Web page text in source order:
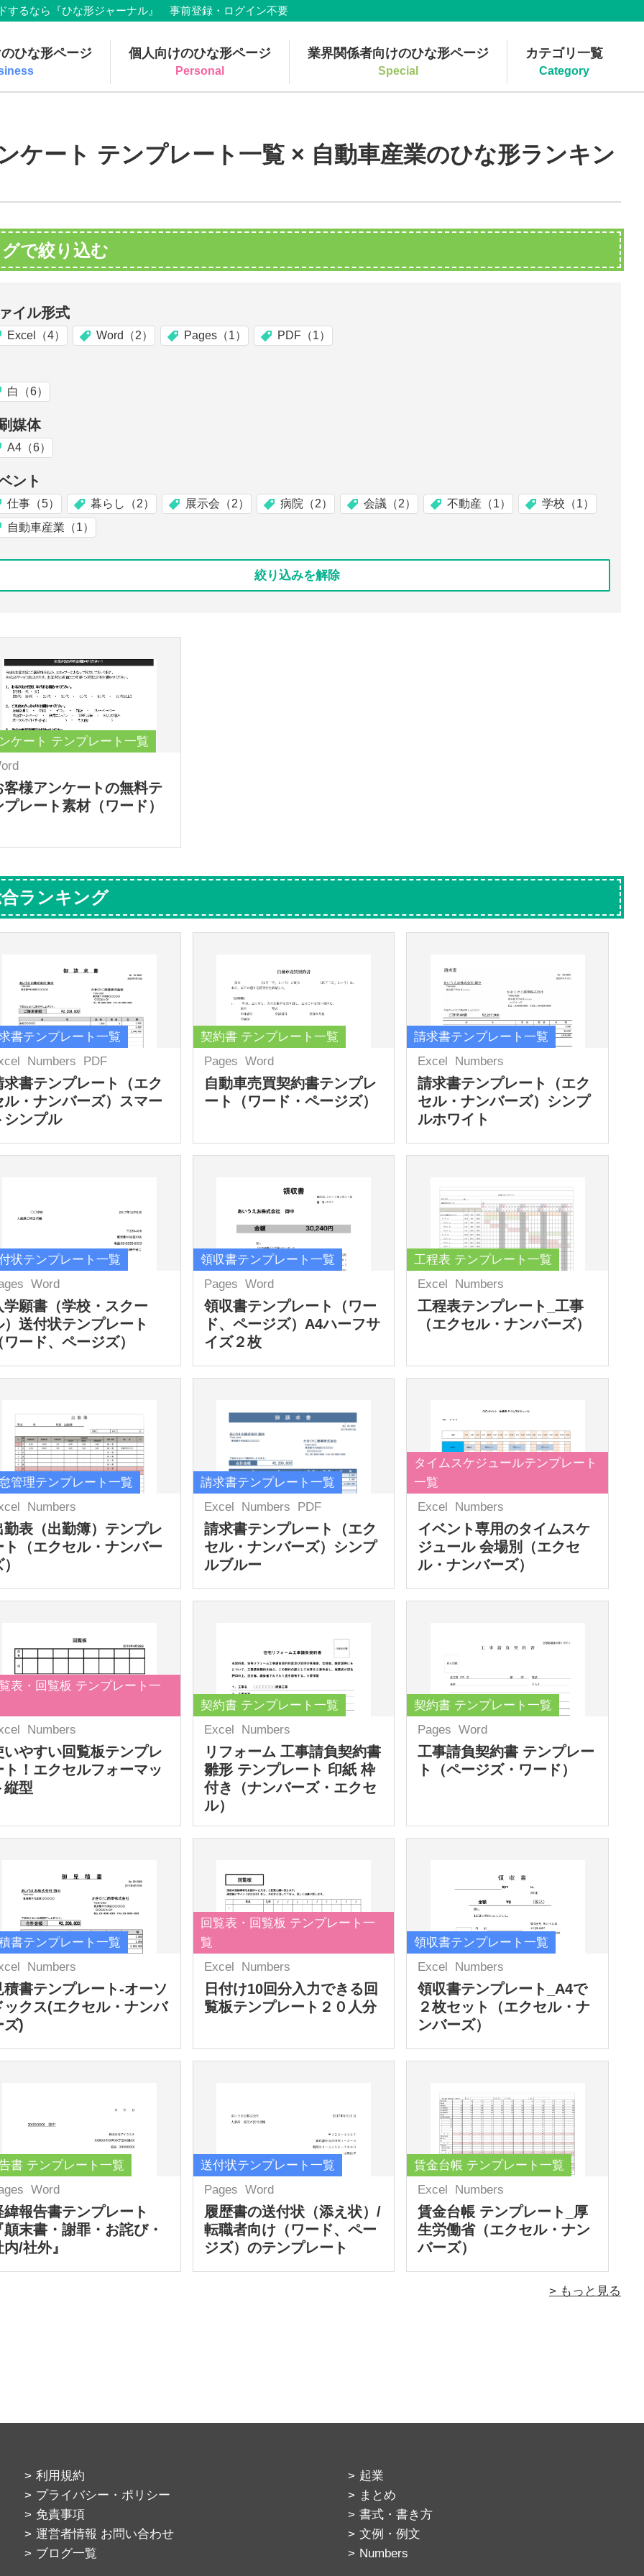
するなら『ひな形ジャーナル』 事前登録・ログイン不要
ひな形ページ 個人向けのひな形ページ
Personal
業界関係者向けのひな形ページ
Special
カテゴリ一覧
Category
ケート テンプレート一覧 × 自動車産業のひな形ランキン
で絞り込む
イル形式
Excel（4） Word（2） Pages（1） PDF（1）
白（6）
媒体
A4（6）
ント
仕事（5） 暮らし（2） 展示会（2） 病院（2） 会議（2） 不動産（1）
学校（1）
自動車産業（1）
絞り込みを解除
ケート テンプレート一覧
客様アンケートの無料テ
プレート素材（ワード）
ランキング
書テンプレート一覧
Numbers PDF
求書テンプレート（エク
ル・ナンバーズ）スマー
シンプル
契約書 テンプレート一覧
Pages Word
自動車売買契約書テンプレ
ート（ワード・ページズ）
請求書テンプレート一覧
Excel
Numbers
請求書テンプレート（エク
セル・ナンバーズ）シンプ
ルホワイト
状テンプレート一覧
Word
学願書（学校・スクー
）送付状テンプレート
ワード、ページズ）
領収書テンプレート一覧
Pages Word
領収書テンプレート（ワー
ド、ページズ）A4ハーフサ
イズ２枚
工程表 テンプレート一覧
Excel
Numbers
工程表テンプレート_工事
（エクセル・ナンバーズ）
管理テンプレート一覧
Numbers
勤表（出勤簿）テンプレ
ト（エクセル・ナンバー
請求書テンプレート一覧
Excel
Numbers PDF
請求書テンプレート（エク
セル・ナンバーズ）シンプ
ルブルー
タイムスケジュールテンプレート
一覧
Excel
Numbers
イベント専用のタイムスケ
ジュール 会場別（エクセ
ル・ナンバーズ）
表・回覧板 テンプレート一
Numbers
いやすい回覧板テンプレ
ト！エクセルフォーマッ
縦型
契約書 テンプレート一覧
Excel
Numbers
リフォーム 工事請負契約書
雛形 テンプレート 印紙 枠
付き（ナンバーズ・エクセ
ル）
契約書 テンプレート一覧
Pages Word
工事請負契約書 テンプレー
ト（ページズ・ワード）
書テンプレート一覧
Numbers
積書テンプレート-オーソ
ックス(エクセル・ナンバ
ズ)
回覧表・回覧板 テンプレート一
覧
Excel
Numbers
日付け10回分入力できる回
覧板テンプレート２０人分
領収書テンプレート一覧
Excel
Numbers
領収書テンプレート_A4で
２枚セット（エクセル・ナ
ンバーズ）
書 テンプレート一覧
Word
緯報告書テンプレート
顛末書・謝罪・お詫び・
内/社外』
送付状テンプレート一覧
Pages Word
履歴書の送付状（添え状）/
転職者向け（ワード、ペー
ジズ）のテンプレート
賃金台帳 テンプレート一覧
Excel
Numbers
賃金台帳 テンプレート_厚
生労働省（エクセル・ナン
バーズ）
> もっと見る
利用規約
プライバシー・ポリシー
免責事項
運営者情報 お問い合わせ
ブログ一覧
起業
まとめ
書式・書き方
文例・例文
Numbers